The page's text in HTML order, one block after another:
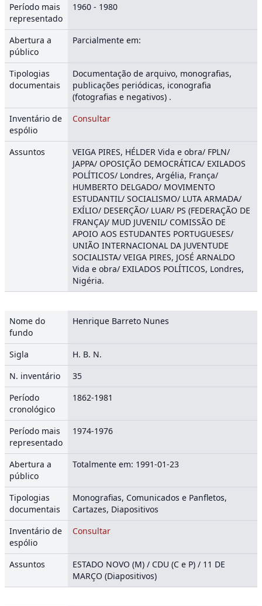
Período mais
representado
1960 - 1980
Abertura a
público
Parcialmente em:
Tipologias
documentais
Documentação de arquivo, monografias,
publicações periódicas, iconografia
(fotografias e negativos) .
Inventário de
espólio
Consultar
Assuntos
VEIGA PIRES, HÉLDER Vida e obra/ FPLN/
JAPPA/ OPOSIÇÃO DEMOCRÁTICA/ EXILADOS
POLÍTICOS/ Londres, Argélia, França/
HUMBERTO DELGADO/ MOVIMENTO
ESTUDANTIL/ SOCIALISMO/ LUTA ARMADA/
EXÍLIO/ DESERÇÃO/ LUAR/ PS (FEDERAÇÃO DE
FRANÇA)/ MUD JUVENIL/ COMISSÃO DE
APOIO AOS ESTUDANTES PORTUGUESES/
UNIÃO INTERNACIONAL DA JUVENTUDE
SOCIALISTA/ VEIGA PIRES, JOSÉ ARNALDO
Vida e obra/ EXILADOS POLÍTICOS, Londres,
Nigéria.
Nome do
fundo
Henrique Barreto Nunes
Sigla
H. B. N.
N. inventário
35
Período
cronológico
1862-1981
Período mais
representado
1974-1976
Abertura a
público
Totalmente em: 1991-01-23
Tipologias
documentais
Monografias, Comunicados e Panfletos,
Cartazes, Diapositivos
Inventário de
espólio
Consultar
Assuntos
ESTADO NOVO (M) / CDU (C e P) / 11 DE
MARÇO (Diapositivos)